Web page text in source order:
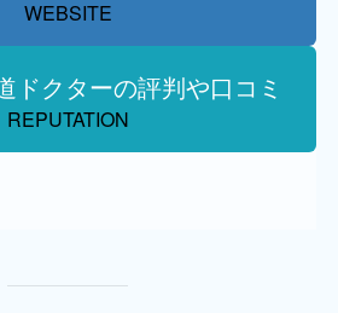
WEBSITE
ドクターの評判や口コミ
REPUTATION